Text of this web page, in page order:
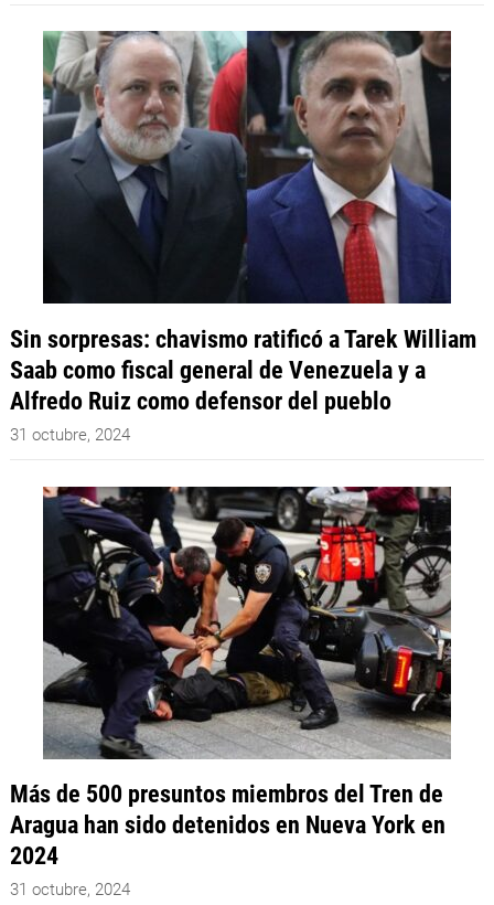
Sin sorpresas: chavismo ratificó a Tarek William
Saab como fiscal general de Venezuela y a
Alfredo Ruiz como defensor del pueblo
31 octubre, 2024
Más de 500 presuntos miembros del Tren de
Aragua han sido detenidos en Nueva York en
2024
31 octubre, 2024